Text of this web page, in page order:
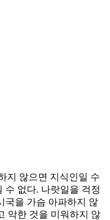
지 않으면 지식인일 수
수 없다. 나랏일을 걱정
국을 가슴 아파하지 않
악한 것을 미워하지 않